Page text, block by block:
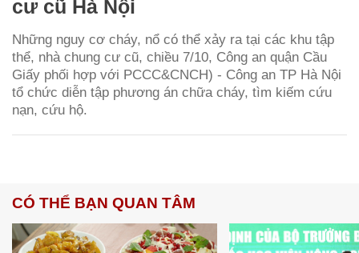
cư cũ Hà Nội
Những nguy cơ cháy, nổ có thể xảy ra tại các khu tập
thể, nhà chung cư cũ, chiều 7/10, Công an quận Cầu
Giấy phối hợp với PCCC&CNCH) - Công an TP Hà Nội
tổ chức diễn tập phương án chữa cháy, tìm kiếm cứu
nạn, cứu hộ.
CÓ THỂ BẠN QUAN TÂM